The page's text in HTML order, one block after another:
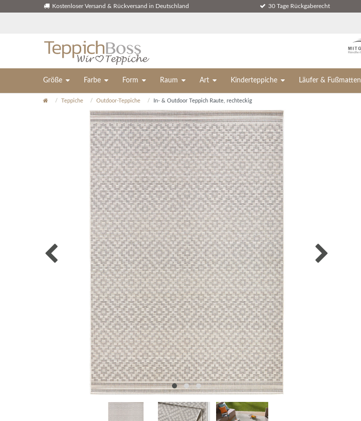
Kostenloser Versand & Rückversand in Deutschland 30 Tage Rückgaberecht
Größe Farbe Form Raum Art Kinderteppiche Läufer & Fußmatten
Teppiche Outdoor-Teppiche In- & Outdoor Teppich Raute, rechteckig